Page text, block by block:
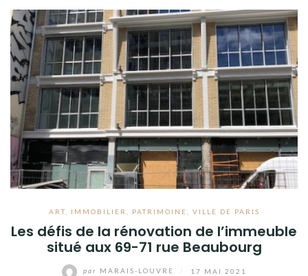
ART, IMMOBILIER PATRIMOINE VILLE DE PARIS
Les défis de la rénovation de l’immeuble
situé aux 69-71 rue Beaubourg
par MARAIS-LOUVRE 17 MAI 2021